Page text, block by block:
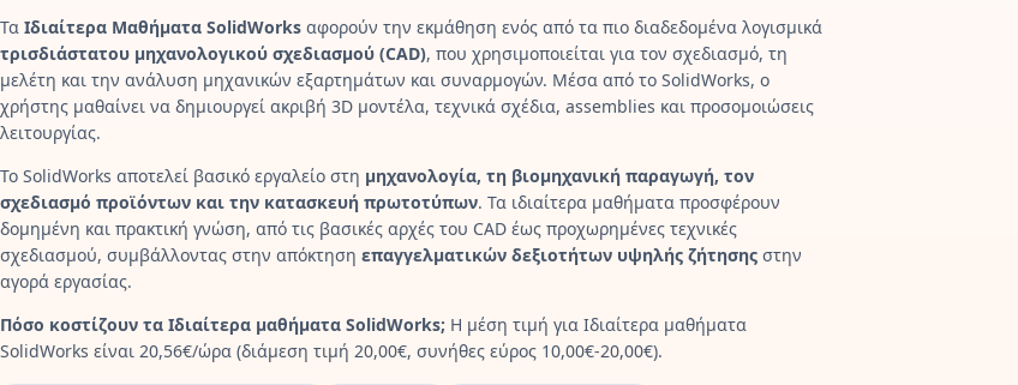
Τα Ιδιαίτερα Μαθήματα SolidWorks αφορούν την εκμάθηση ενός από τα πιο διαδεδομένα λογισμικά
τρισδιάστατου μηχανολογικού σχεδιασμού (CAD), που χρησιμοποιείται για τον σχεδιασμό, τη
μελέτη και την ανάλυση μηχανικών εξαρτημάτων και συναρμογών. Μέσα από το SolidWorks, ο
χρήστης μαθαίνει να δημιουργεί ακριβή 3D μοντέλα, τεχνικά σχέδια, assemblies και προσομοιώσεις
λειτουργίας.
Το SolidWorks αποτελεί βασικό εργαλείο στη μηχανολογία, τη βιομηχανική παραγωγή, τον
σχεδιασμό προϊόντων και την κατασκευή πρωτοτύπων. Τα ιδιαίτερα μαθήματα προσφέρουν
δομημένη και πρακτική γνώση, από τις βασικές αρχές του CAD έως προχωρημένες τεχνικές
σχεδιασμού, συμβάλλοντας στην απόκτηση επαγγελματικών δεξιοτήτων υψηλής ζήτησης στην
αγορά εργασίας.
Πόσο κοστίζουν τα Ιδιαίτερα μαθήματα SolidWorks; Η μέση τιμή για Ιδιαίτερα μαθήματα
SolidWorks είναι 20,56€/ώρα (διάμεση τιμή 20,00€, συνήθες εύρος 10,00€-20,00€).